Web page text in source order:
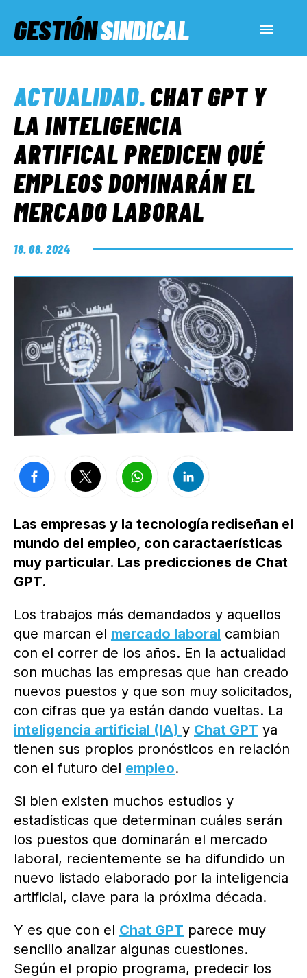
GESTIÓNSINDICAL
SERVICIOS SOCIALES
INFORMES ESPECIALES
FUERA DE MEGÁFONO
EL LADO «G»
ACTUALIDAD.CHAT GPT Y
LA INTELIGENCIA
ARTIFICAL PREDICEN QUÉ
EMPLEOS DOMINARÁN EL
MERCADO LABORAL
18. 06. 2024
Las empresas y la tecnología rediseñan el
mundo del empleo, con caractaerísticas
muy particular. Las predicciones de Chat
GPT.
Los trabajos más demandados y aquellos
que marcan el mercado laboral cambian
con el correr de los años. En la actualidad
son muchas las empresas que han creado
nuevos puestos y que son muy solicitados,
con cifras que ya están dando vueltas. La
inteligencia artificial (IA) y Chat GPT ya
tienen sus propios pronósticos en relación
con el futuro del empleo.
Si bien existen muchos estudios y
estadísticas que determinan cuáles serán
los puestos que dominarán el mercado
laboral, recientemente se ha difundido un
nuevo listado elaborado por la inteligencia
artificial, clave para la próxima década.
Y es que con el Chat GPT parece muy
sencillo analizar algunas cuestiones.
Según el propio programa, predecir los